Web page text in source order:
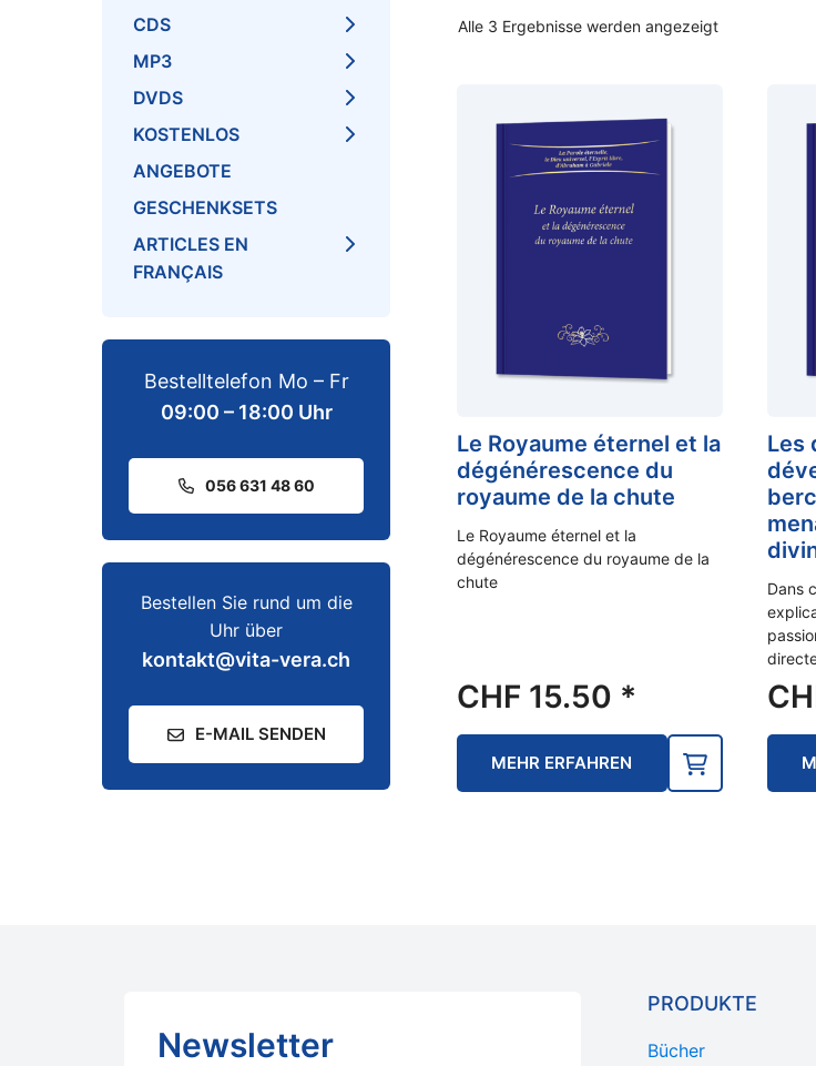
Alle 3 Ergebnisse werden angezeigt
Le Royaume éternel et la
dégénérescence du
royaume de la chute
Le Royaume éternel et la
dégénérescence du royaume de la
chute
CHF 15.50 *
MEHR ERFAHREN
Les
Dans
CDS
MP3
DVDS
KOSTENLOS
ANGEBOTE
GESCHENKSETS
ARTICLES EN
FRANÇAIS
Bestelltelefon Mo – Fr
09:00 – 18:00 Uhr
056 631 48 60
Bestellen Sie rund um die
Uhr über
kontakt@vita-vera.ch
E-MAIL SENDEN
Newsletter
PRODUKTE
Bücher